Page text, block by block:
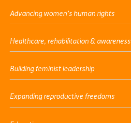
Advancing women’s human rights
Healthcare, rehabilitation & awareness
Building feminist leadership
Expanding reproductive freedoms